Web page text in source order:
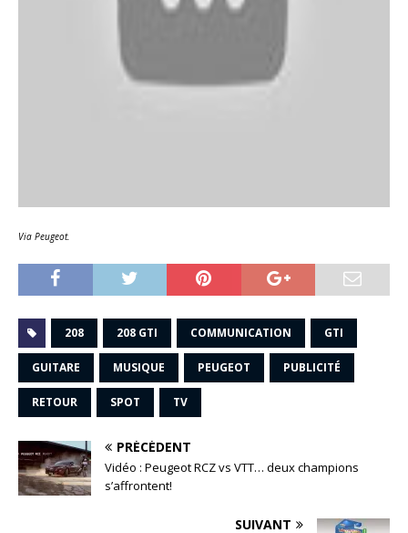
Via Peugeot.
208 208 GTI COMMUNICATION GTI
GUITARE MUSIQUE PEUGEOT PUBLICITÉ
RETOUR SPOT TV
PRÉCÉDENT
Vidéo : Peugeot RCZ vs VTT… deux champions
s’affrontent!
SUIVANT